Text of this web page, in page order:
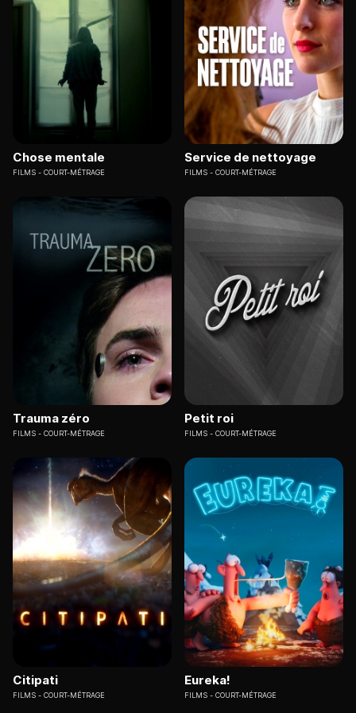
Chose mentale
FILMS COURT-MÉTRAGE
Service de nettoyage
FILMS COURT-MÉTRAGE
Trauma zéro
FILMS COURT-MÉTRAGE
Petit roi
FILMS COURT-MÉTRAGE
Citipati
FILMS COURT-MÉTRAGE
Eureka!
FILMS COURT-MÉTRAGE